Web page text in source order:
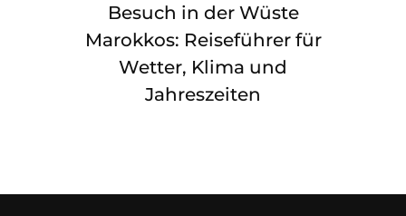
Besuch in der Wüste
Marokkos: Reiseführer für
Wetter, Klima und
Jahreszeiten